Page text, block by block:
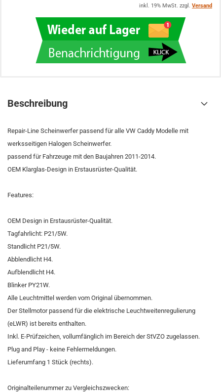
inkl. 19% MwSt. zzgl. Versand
Beschreibung
Repair-Line Scheinwerfer passend für alle VW Caddy Modelle mit
werksseitigen Halogen Scheinwerfer.
passend für Fahrzeuge mit den Baujahren 2011-2014.
OEM Klarglas-Design in Erstausrüster-Qualität.
Features:
OEM Design in Erstausrüster-Qualität.
Tagfahrlicht: P21/5W.
Standlicht P21/5W.
Abblendlicht H4.
Aufblendlicht H4.
Blinker PY21W.
Alle Leuchtmittel werden vom Original übernommen.
Der Stellmotor passend für die elektrische Leuchtweitenregulierung
(eLWR) ist bereits enthalten.
Inkl. E-Prüfzeichen, vollumfänglich im Bereich der StVZO zugelassen.
Plug and Play - keine Fehlermeldungen.
Lieferumfang 1 Stück (rechts).
Originalteilenummer zu Vergleichszwecken: